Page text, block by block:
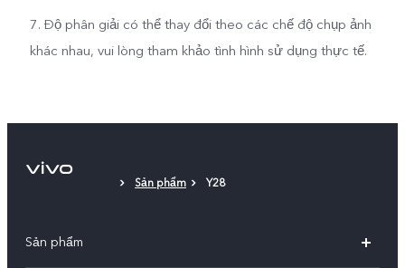
7. Độ phân giải có thể thay đổi theo các chế độ chụp ảnh
khác nhau, vui lòng tham khảo tình hình sử dụng thực tế.
Sản phẩm Y28
Sản phẩm